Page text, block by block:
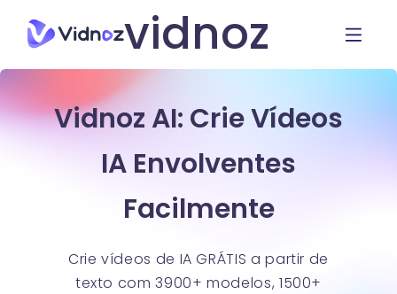
vidnoz
Vidnoz AI: Crie Vídeos
IA Envolventes
Facilmente
Crie vídeos de IA GRÁTIS a partir de
texto com 3900+ modelos, 1500+